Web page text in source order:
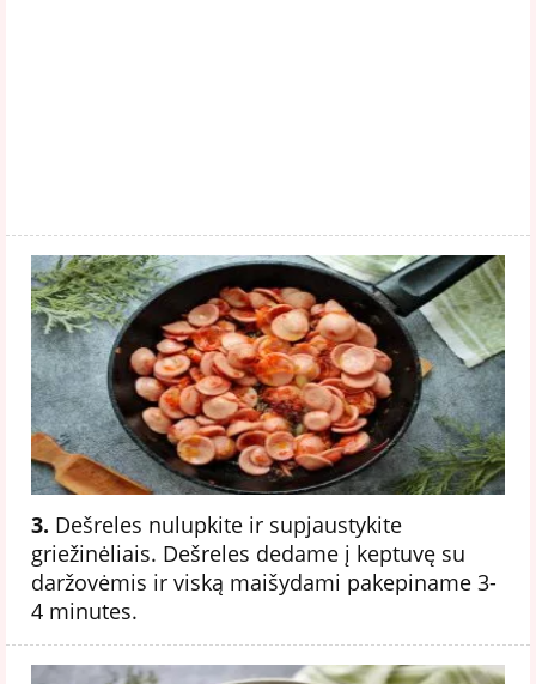
3. Dešreles nulupkite ir supjaustykite
griežinėliais. Dešreles dedame į keptuvę su
daržovėmis ir viską maišydami pakepiname 3-
4 minutes.